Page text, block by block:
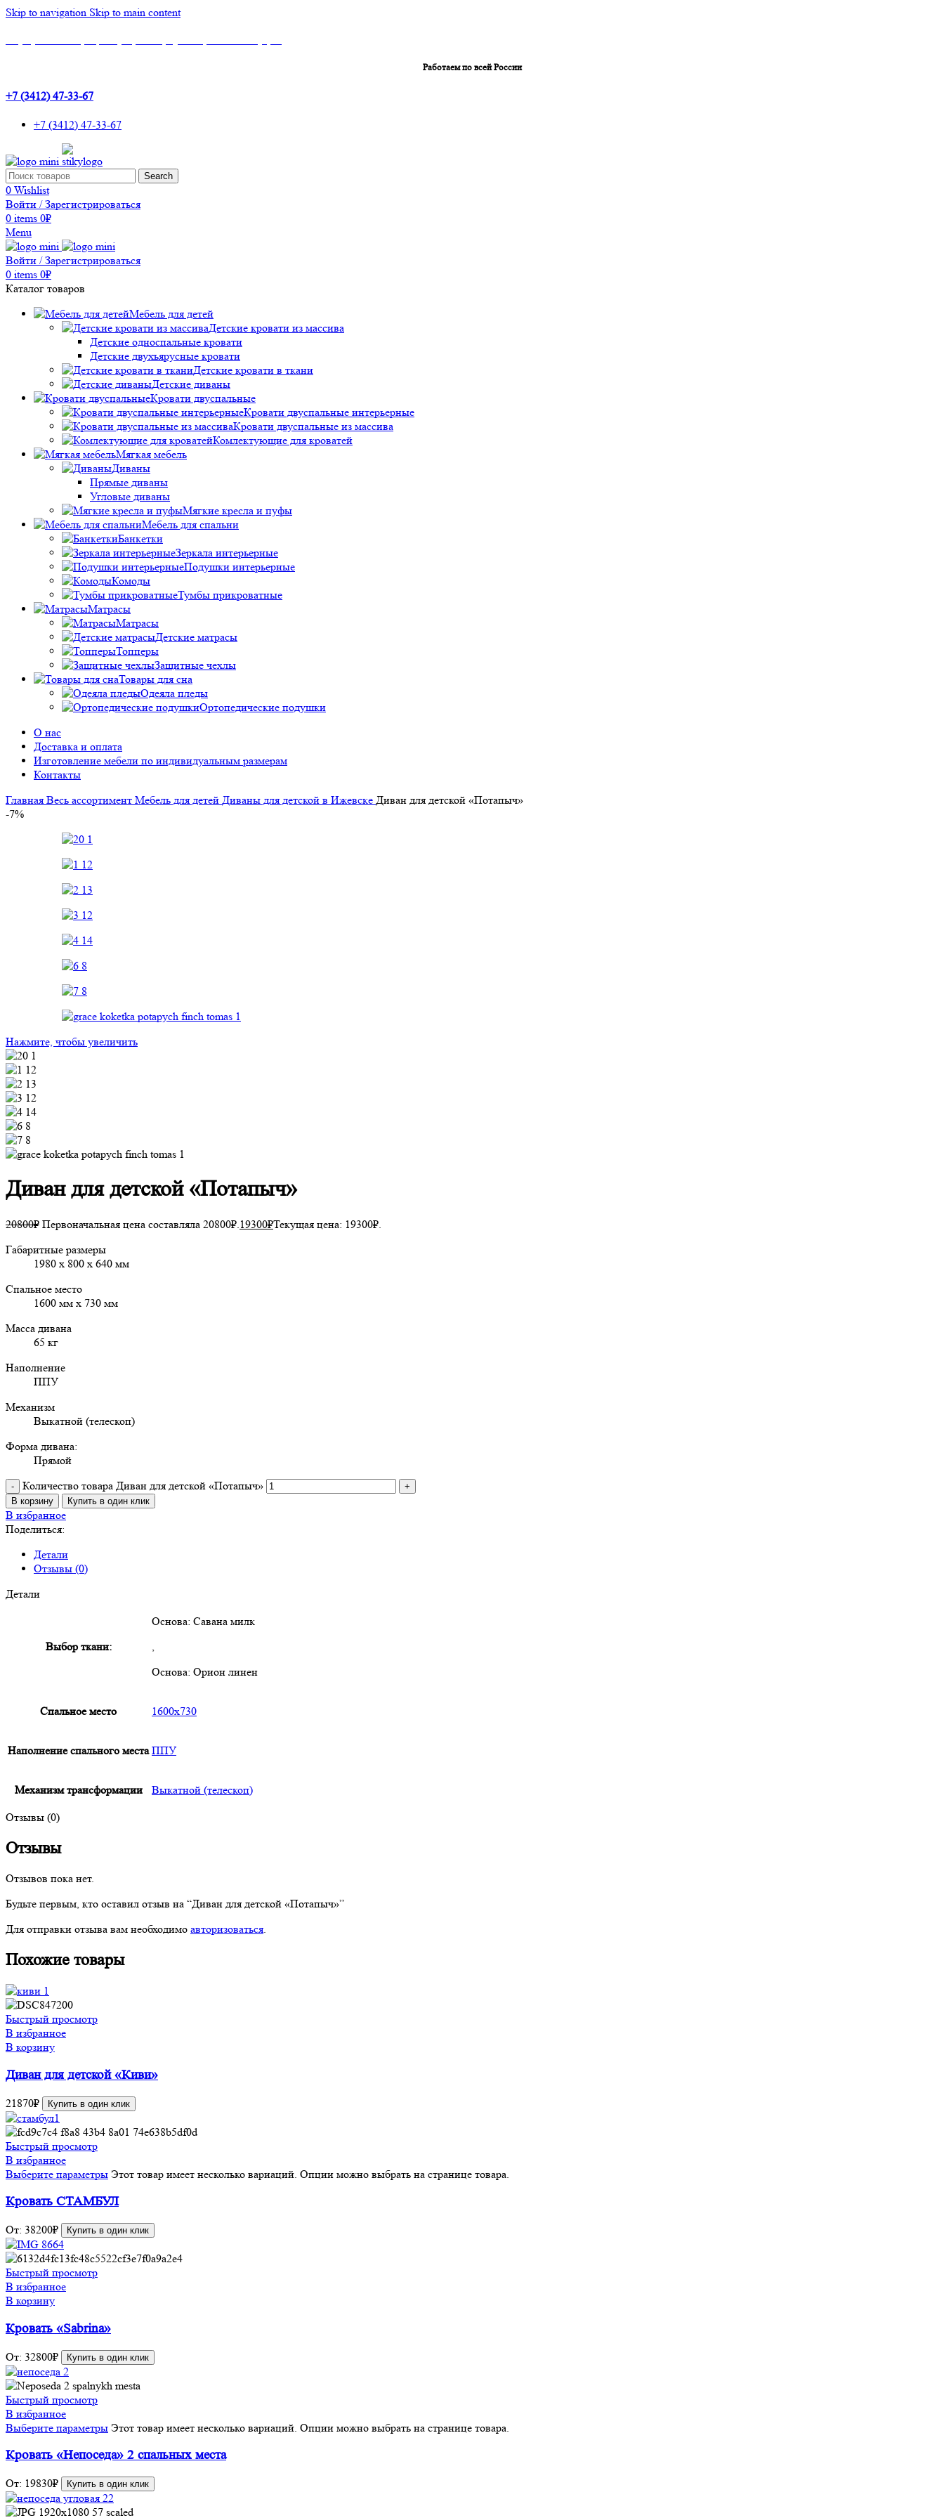
Skip to navigation Skip to main content
Работаем по всей России
+7 (3412) 47-33-67
+7 (3412) 47-33-67
Search
0 Wishlist
Войти / Зарегистрироваться
0 items 0₽
Menu
Войти / Зарегистрироваться
0 items 0₽
Каталог товаров
Мебель для детей
Детские кровати из массива
Детские односпальные кровати
Детские двухъярусные кровати
Детские кровати в ткани
Детские диваны
Кровати двуспальные
Кровати двуспальные интерьерные
Кровати двуспальные из массива
Комлектующие для кроватей
Мягкая мебель
Диваны
Прямые диваны
Угловые диваны
Мягкие кресла и пуфы
Мебель для спальни
Банкетки
Зеркала интерьерные
Подушки интерьерные
Комоды
Тумбы прикроватные
Матрасы
Матрасы
Детские матрасы
Топперы
Защитные чехлы
Товары для сна
Одеяла пледы
Ортопедические подушки
О нас
Доставка и оплата
Изготовление мебели по индивидуальным размерам
Контакты
Главная Весь ассортимент Мебель для детей Диваны для детской в Ижевске Диван для детской «Потапыч»
-7%
Нажмите, чтобы увеличить
Диван для детской «Потапыч»
20800₽ Первоначальная цена составляла 20800₽. 19300₽Текущая цена: 19300₽.
Габаритные размеры
1980 х 800 х 640 мм
Спальное место
1600 мм х 730 мм
Масса дивана
65 кг
Наполнение
ППУ
Механизм
Выкатной (телескоп)
Форма дивана:
Прямой
Количество товара Диван для детской «Потапыч»
В корзину Купить в один клик
В избранное
Поделиться:
Детали
Отзывы (0)
Детали
Выбор ткани:
Основа: Савана милк
Основа: Орион линен
Спальное место 1600х730
Наполнение спального места ППУ
Механизм трансформации Выкатной (телескоп)
Отзывы (0)
Отзывы
Отзывов пока нет.
Будьте первым, кто оставил отзыв на “Диван для детской «Потапыч»”
Для отправки отзыва вам необходимо авторизоваться.
Похожие товары
Быстрый просмотр
В избранное
В корзину
Диван для детской «Киви»
21870₽ Купить в один клик
Быстрый просмотр
В избранное
Выберите параметры Этот товар имеет несколько вариаций. Опции можно выбрать на странице товара.
Кровать СТАМБУЛ
От: 38200₽ Купить в один клик
Быстрый просмотр
В избранное
В корзину
Кровать «Sabrina»
От: 32800₽ Купить в один клик
Быстрый просмотр
В избранное
Выберите параметры Этот товар имеет несколько вариаций. Опции можно выбрать на странице товара.
Кровать «Непоседа» 2 спальных места
От: 19830₽ Купить в один клик